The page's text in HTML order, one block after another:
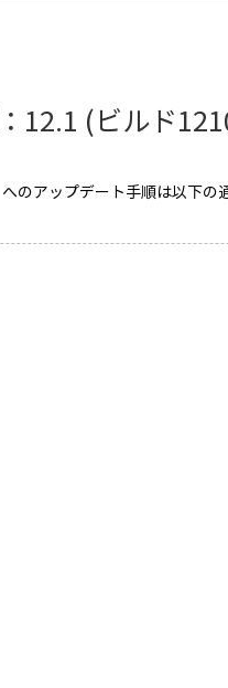
12.1 (ビルド
のアップデート手順は以下